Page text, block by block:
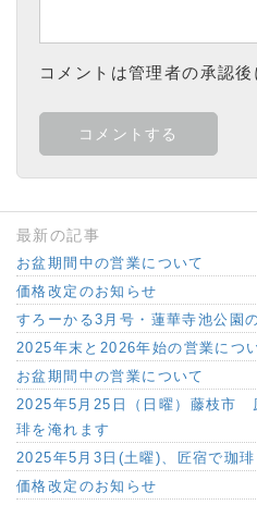
コメントは管理者の承認後
最新の記事
お盆期間中の営業について
価格改定のお知らせ
すろーかる3月号・蓮華寺池公園
2025年末と2026年始の営業につ
お盆期間中の営業について
2025年5月25日（日曜）藤枝市
琲を淹れます
2025年5月3日(土曜)、匠宿で珈琲
価格改定のお知らせ